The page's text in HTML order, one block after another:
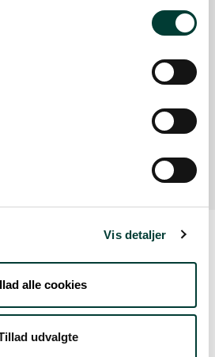
Vis detaljer
alle cookies
udvalgte
i umiddelbar nærhed